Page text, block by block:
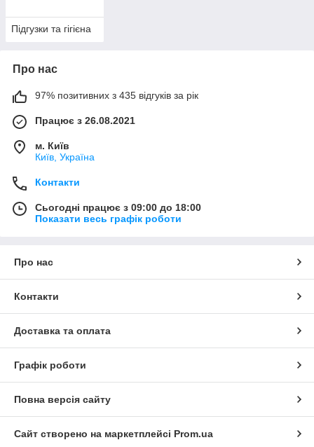
Підгузки та гігієна
Про нас
97% позитивних з 435 відгуків за рік
Працює з 26.08.2021
м. Київ
Київ, Україна
Контакти
Сьогодні працює з 09:00 до 18:00
Показати весь графік роботи
Про нас
Контакти
Доставка та оплата
Графік роботи
Повна версія сайту
Сайт створено на маркетплейсі Prom.ua